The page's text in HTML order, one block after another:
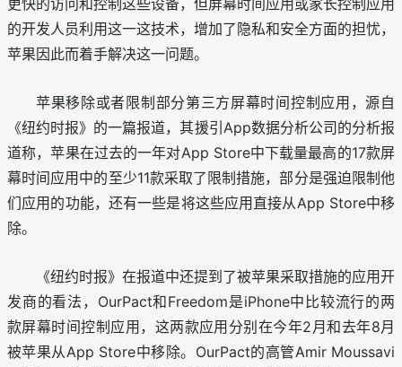
的开发人员利用这一这技术，增加了隐私和安全方面的担忧，
苹果因此而着手解决这一问题。
苹果移除或者限制部分第三方屏幕时间控制应用，源自
《纽约时报》的一篇报道，其援引App数据分析公司的分析报
道称，苹果在过去的一年对App Store中下载量最高的17款屏
幕时间应用中的至少11款采取了限制措施，部分是强迫限制他
们应用的功能，还有一些是将这些应用直接从App Store中移
除。
《纽约时报》在报道中还提到了被苹果采取措施的应用开
发商的看法，OurPact和Freedom是iPhone中比较流行的两
款屏幕时间控制应用，这两款应用分别在今年2月和去年8月
被苹果从App Store中移除。OurPact的高管Amir Moussavi